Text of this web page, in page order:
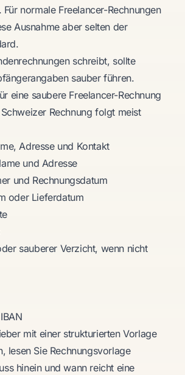
normale Freelancer-Rechnungen
Ausnahme aber selten der
schreibt, sollte
sauber führen.
eine saubere Freelancer-Rechnung
Rechnung folgt meist
Adresse und Kontakt
und Adresse
und Rechnungsdatum
oder Lieferdatum
sauberer Verzicht, wenn nicht
mit einer strukturierten Vorlage
lesen Sie Rechnungsvorlage
hinein und wann reicht eine